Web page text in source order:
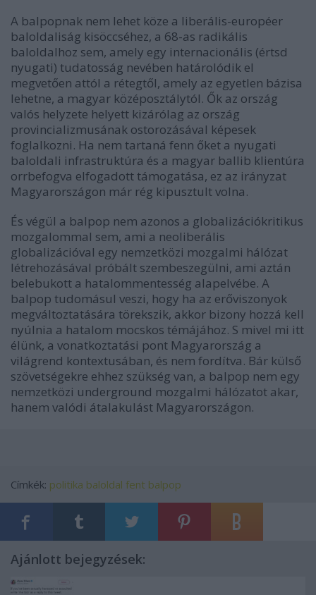
A balpopnak nem lehet köze a liberális-européer
baloldaliság kisöccséhez, a 68-as radikális
baloldalhoz sem, amely egy internacionális (értsd
nyugati) tudatosság nevében határolódik el
megvetően attól a rétegtől, amely az egyetlen bázisa
lehetne, a magyar középosztálytól. Ők az ország
valós helyzete helyett kizárólag az ország
provincializmusának ostorozásával képesek
foglalkozni. Ha nem tartaná fenn őket a nyugati
baloldali infrastruktúra és a magyar ballib klientúra
orrbefogva elfogadott támogatása, ez az irányzat
Magyarországon már rég kipusztult volna.
És végül a balpop nem azonos a globalizációkritikus
mozgalommal sem, ami a neoliberális
globalizációval egy nemzetközi mozgalmi hálózat
létrehozásával próbált szembeszegülni, ami aztán
belebukott a hatalommentesség alapelvébe. A
balpop tudomásul veszi, hogy ha az erőviszonyok
megváltoztatására törekszik, akkor bizony hozzá kell
nyúlnia a hatalom mocskos témájához. S mivel mi itt
élünk, a vonatkoztatási pont Magyarország a
világrend kontextusában, és nem fordítva. Bár külső
szövetségekre ehhez szükség van, a balpop nem egy
nemzetközi underground mozgalmi hálózatot akar,
hanem valódi átalakulást Magyarországon.
Címkék: politika baloldal fent balpop
Ajánlott bejegyzések: